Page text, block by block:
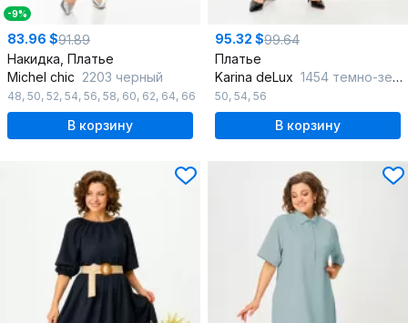
-9%
83.96 $91.89
Накидка, Платье
Michel chic 2203 черный
48, 50, 52, 54, 56, 58, 60, 62, 64, 66
В корзину
95.32 $99.64
Платье
Karina deLux 1454 темно-зеленый
50, 54, 56
В корзину